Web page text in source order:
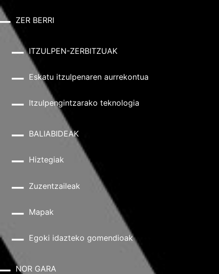
ZER BERRI
ITZULPEN-ZERBITZUAK
Eskatu itzulpenaren aurrekontua
Itzulpengintzarako teknologia
BALIABIDEAK
Hiztegiak
Zuzentzaileak
Mapak
Egoki idazteko gomendioak
NOR GARA